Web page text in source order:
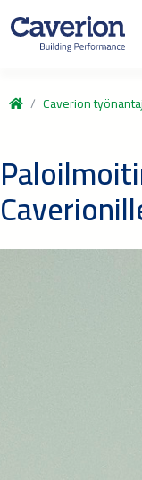
Caverion